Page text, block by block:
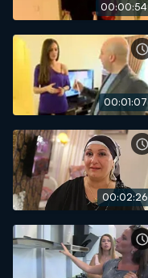
00:00:54
00:01:07
00:02:26